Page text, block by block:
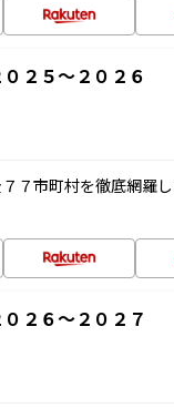
２５～２０２６
７市町村を徹底網羅
２６～２０２７